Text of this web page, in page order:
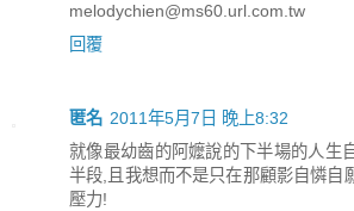
melodychien@ms60.url.com.tw
回覆
匿名 2011年5月7日 晚上8:32
就像最幼齒的阿嬤說的下半場的人生
半段,且我想而不是只在那顧影自憐自
壓力!